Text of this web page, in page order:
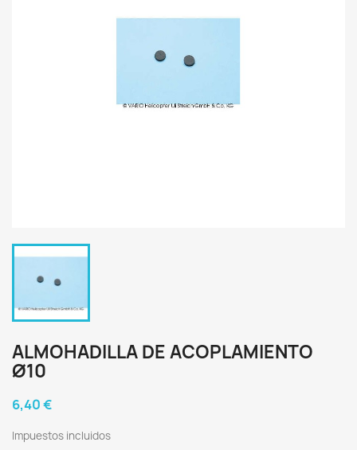
ALMOHADILLA DE ACOPLAMIENTO
Ø10
6,40 €
Impuestos incluidos